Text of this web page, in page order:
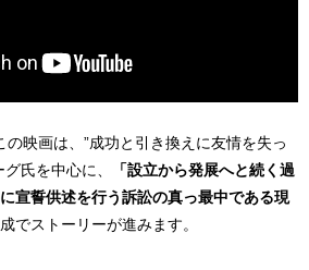
映画は、”成功と引き換えに友情を失っ
氏を中心に、
「設立から発展へと続く過
宣誓供述を行う訴訟の真っ最中である現
でストーリーが進みます。